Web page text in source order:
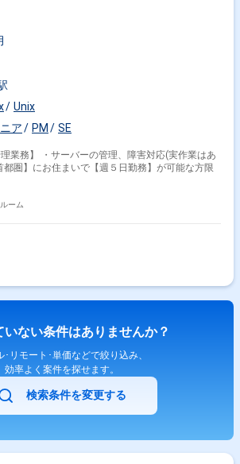
Unix
ア
PM SE
業務】 ・サーバーの管理、障害対応(実作業はあ
ーム
いない条件はありませんか？
･リモート･単価などで絞り込み、
効率よく案件を探せます。
検索条件を変更する